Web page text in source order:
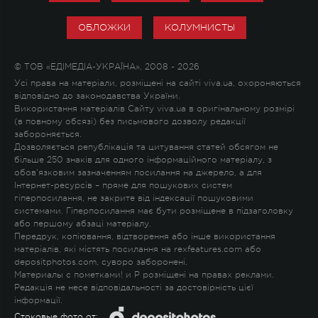
ОБЛОЖКИ КОЛУМНИСТЫ
© ТОВ «ЕДІМЕДІА-УКРАЇНА», 2008 - 2026
Усі права на матеріали, розміщені на сайті viva.ua, охороняються
відповідно до законодавства України.
Використання матеріалів Сайту viva.ua в оригінальному розмірі
(в повному обсязі) без письмового дозволу редакції
забороняється.
Дозволяється републікація та цитування статей обсягом не
більше 250 знаків для одного інформаційного матеріалу, з
обов'язковим зазначенням посилання на джерело, а для
Інтернет-ресурсів – пряме для пошукових систем
гіперпосилання, не закрите від індексації пошуковими
системами. Гіперпосилання має бути розміщене в підзаголовку
або першому абзаці матеріалу.
Передрук, копіювання, відтворення або інше використання
матеріалів, які містять посилання на rexfeatures.com або
depositphotos.com, суворо заборонені.
Материалы с пометками! и P розміщені на правах реклами.
Редакція не несе відповідальності за достовірність цієї
інформації.